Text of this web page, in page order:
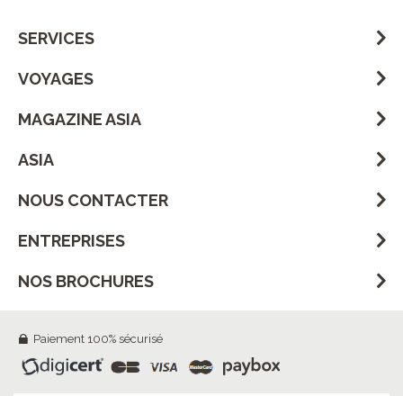
SERVICES
VOYAGES
MAGAZINE ASIA
ASIA
NOUS CONTACTER
ENTREPRISES
NOS BROCHURES
Paiement 100% sécurisé